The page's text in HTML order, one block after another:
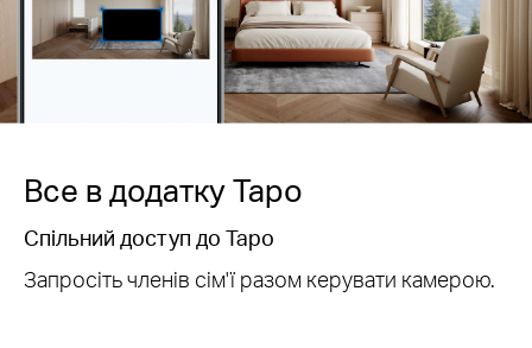
Все в додатку Tapo
Спільний доступ до Tapo
Запросіть членів сім'ї разом керувати камерою.